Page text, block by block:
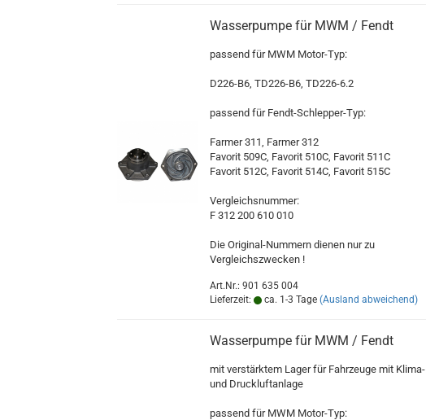
Wasserpumpe für MWM / Fendt
passend für MWM Motor-Typ:
D226-B6, TD226-B6, TD226-6.2
passend für Fendt-Schlepper-Typ:
Farmer 311, Farmer 312
Favorit 509C, Favorit 510C, Favorit 511C
Favorit 512C, Favorit 514C, Favorit 515C
Vergleichsnummer:
F 312 200 610 010
Die Original-Nummern dienen nur zu
Vergleichszwecken !
Art.Nr.: 901 635 004
Lieferzeit:
ca. 1-3 Tage (Ausland abweichend)
Wasserpumpe für MWM / Fendt
mit verstärktem Lager für Fahrzeuge mit Klima-
und Druckluftanlage
passend für MWM Motor-Typ: